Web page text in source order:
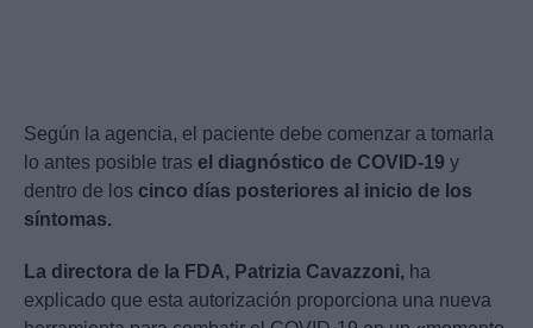
Según la agencia, el paciente debe comenzar a tomarla
lo antes posible tras el diagnóstico de COVID-19 y
dentro de los cinco días posteriores al inicio de los
síntomas.
La directora de la FDA, Patrizia Cavazzoni, ha
explicado que esta autorización proporciona una nueva